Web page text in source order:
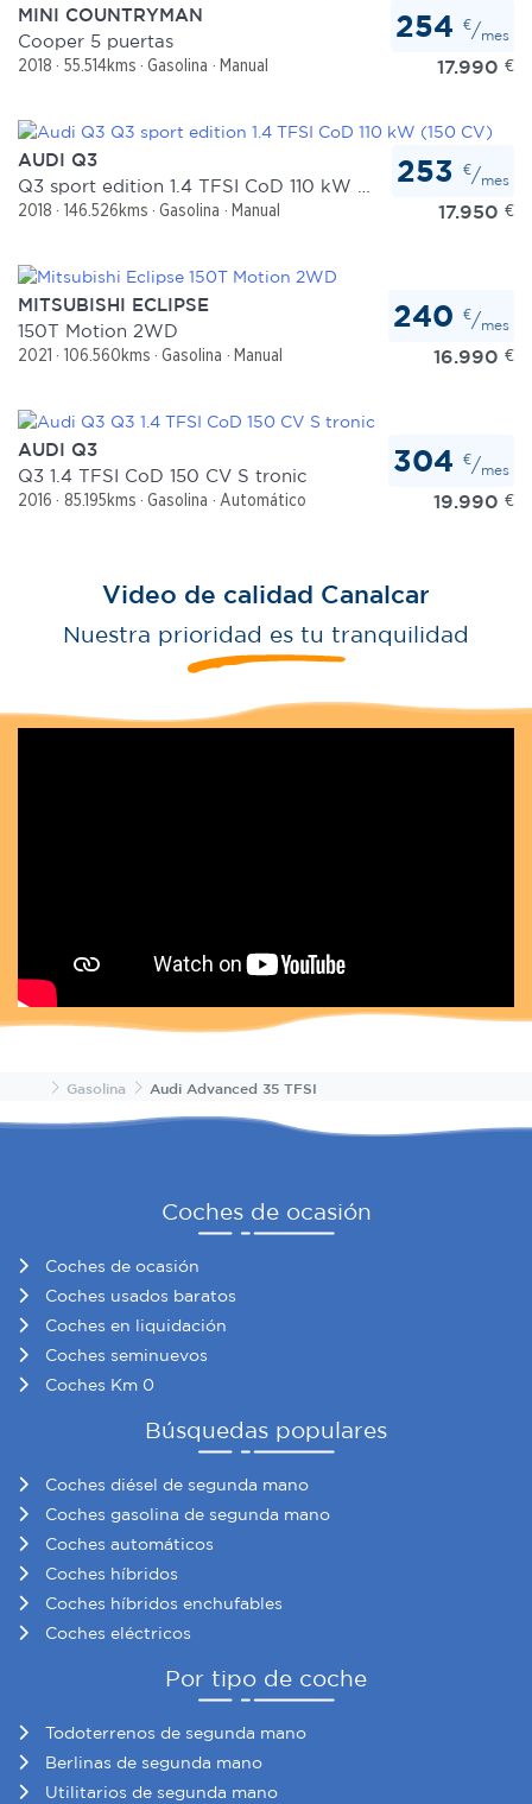
de cookies.
el contenido y los anuncios, ofrecer funciones de redes
sociales y analizar el tráfico. Además, compartimos
información sobre el uso que haga del sitio web con
nuestros partners de redes sociales, publicidad y análisis
partir del uso que haya hecho de sus servicios.
MINI COUNTRYMAN
Cooper 5 puertas
2018 55.514kms Gasolina Manual 17.990 €
254 €/mes
AUDI Q3
2018 146.526kms Gasolina Manual 17.950 €
253 €/mes
MITSUBISHI ECLIPSE
150T Motion 2WD
2021 106.560kms Gasolina Manual 16.990 €
240 €/mes
AUDI Q3
Q3 1.4 TFSI CoD 150 CV S tronic
2016 85.195kms Gasolina Automático 19.990 €
304 €/mes
Video de calidad Canalcar
Nuestra prioridad es tu tranquilidad
InicioGasolina Audi Advanced 35 TFSI
Coches de ocasión
Coches de ocasión
Coches usados baratos
Coches en liquidación
Coches seminuevos
Coches Km 0
Búsquedas populares
Coches diésel de segunda mano
Coches gasolina de segunda mano
Coches automáticos
Coches híbridos
Coches híbridos enchufables
Coches eléctricos
Por tipo de coche
Todoterrenos de segunda mano
Berlinas de segunda mano
Utilitarios de segunda mano